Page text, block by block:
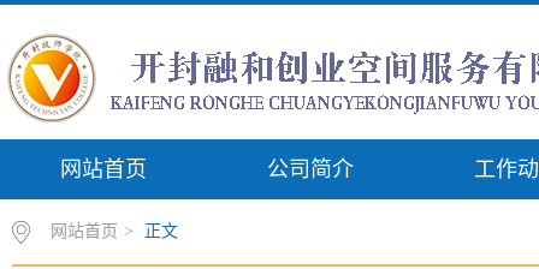
网站首页 公司简介 工作
网站首页 > 正文